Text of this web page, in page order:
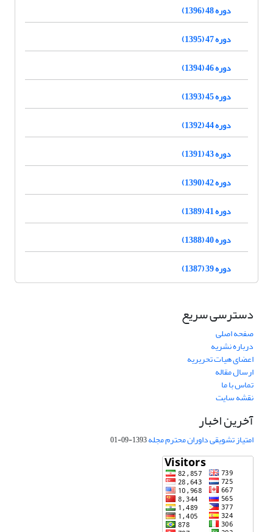
دوره 48 (1396)
دوره 47 (1395)
دوره 46 (1394)
دوره 45 (1393)
دوره 44 (1392)
دوره 43 (1391)
دوره 42 (1390)
دوره 41 (1389)
دوره 40 (1388)
دوره 39 (1387)
دسترسی سریع
صفحه اصلی
درباره نشریه
اعضای هیات تحریریه
ارسال مقاله
تماس با ما
نقشه سایت
آخرین اخبار
امتیاز تشویقی داوران محترم مجله1393-09-01